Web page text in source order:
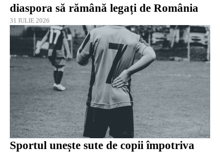
diaspora să rămână legați de România
31 IULIE 2026
Sportul unește sute de copii împotriva